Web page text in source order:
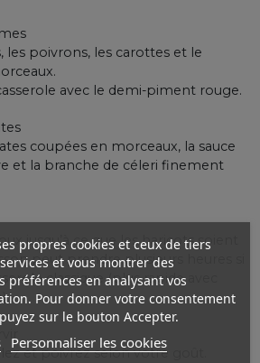
les poivrons, les carottes et le
avec le demi-piment rouge.
coupées en morceaux, la sauce
et la branche de céleri finement
jusqu’à ce que les haricots soient
peut prendre plusieurs heures si
classique (plus rapide avec
et poivrez selon votre goût.
propres cookies et ceux de tiers
et vous montrer des
préférences en analysant vos
Pour donner votre consentement
sur le bouton Accepter.
Personnaliser les cookies